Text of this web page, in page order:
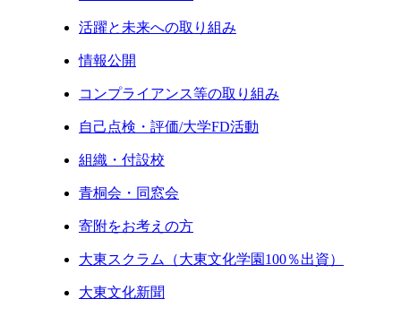
活躍と未来への取り組み
情報公開
コンプライアンス等の取り組み
自己点検・評価/大学FD活動
組織・付設校
青桐会・同窓会
寄附をお考えの方
大東スクラム（大東文化学園100％出資）
大東文化新聞